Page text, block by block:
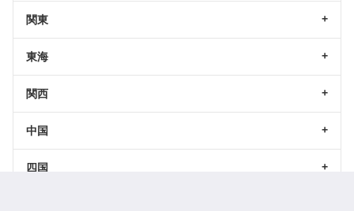
関東
東海
関西
中国
四国